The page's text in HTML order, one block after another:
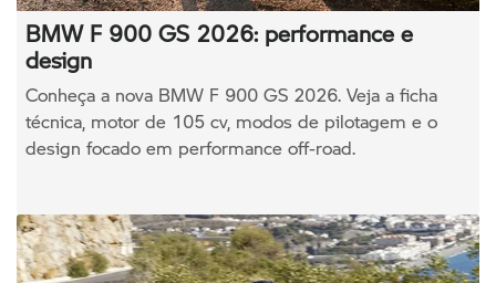
BMW F 900 GS 2026: performance e
design
Conheça a nova BMW F 900 GS 2026. Veja a ficha
técnica, motor de 105 cv, modos de pilotagem e o
design focado em performance off-road.